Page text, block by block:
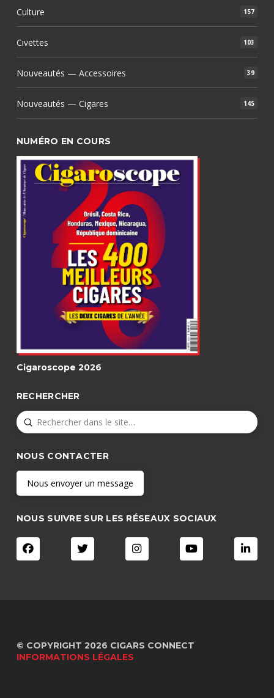
Culture 157
Civettes 103
Nouveautés — Accessoires 39
Nouveautés — Cigares 145
NUMÉRO EN COURS
Cigaroscope 2026
RECHERCHER
Search
Submit
NOUS CONTACTER
Nous envoyer un message
NOUS SUIVRE SUR LES RÉSEAUX SOCIAUX
© COPYRIGHT 2026 CIGARS CONNECT
INFORMATIONS LÉGALES